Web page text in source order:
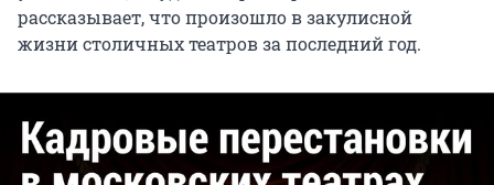
рассказывает, что произошло в закулисной
жизни столичных театров за последний год.